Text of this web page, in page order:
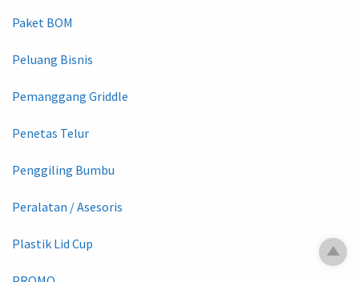
Paket BOM
Peluang Bisnis
Pemanggang Griddle
Penetas Telur
Penggiling Bumbu
Peralatan / Asesoris
Plastik Lid Cup